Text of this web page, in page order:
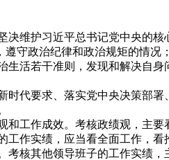
护习近平总书记党中央的核
遵守政治纪律和政治规矩的情
生活若干准则，发现和解决自
要求、落实党中央决策部署
作成效。考核政绩观，主要
工作实绩，应当看全面工作，
考核其他领导班子的工作实绩